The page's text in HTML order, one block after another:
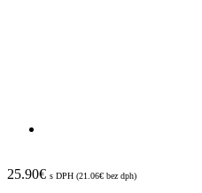
25.90€ s DPH (21.06€ bez dph)